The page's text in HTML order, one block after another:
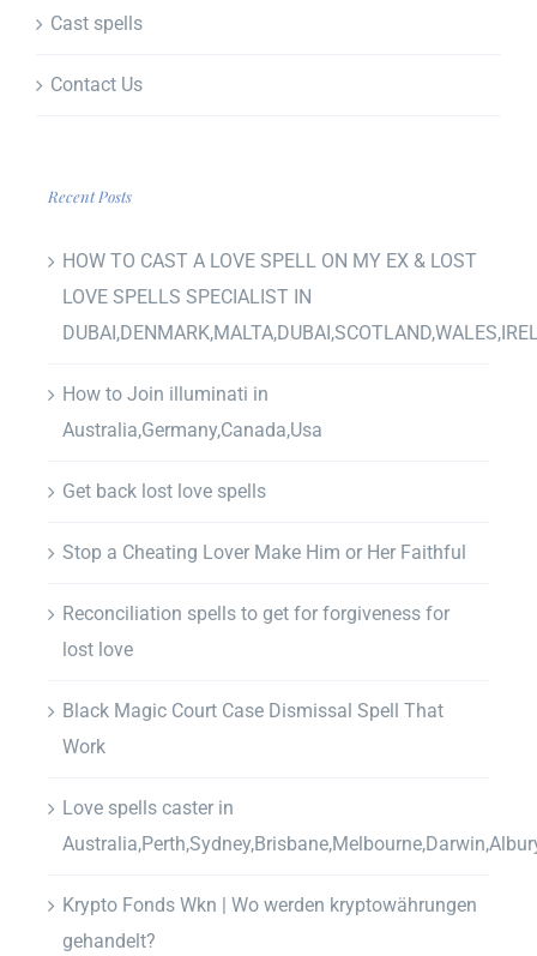
Cast spells
Contact Us
Recent Posts
HOW TO CAST A LOVE SPELL ON MY EX & LOST
LOVE SPELLS SPECIALIST IN
How to Join illuminati in
Australia,Germany,Canada,Usa
Get back lost love spells
Stop a Cheating Lover Make Him or Her Faithful
Reconciliation spells to get for forgiveness for
lost love
Black Magic Court Case Dismissal Spell That
Work
Love spells caster in
Krypto Fonds Wkn | Wo werden kryptowährungen
gehandelt?